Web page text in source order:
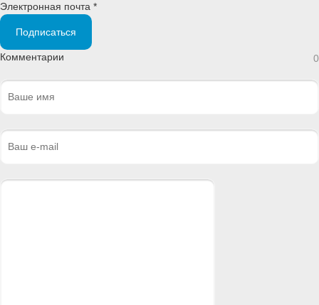
Электронная почта *
Подписаться
Комментарии 0